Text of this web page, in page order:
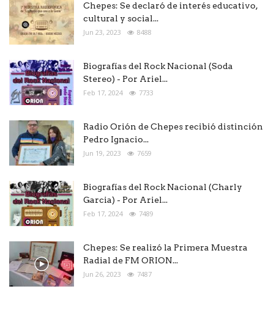
Chepes: Se declaró de interés educativo,
cultural y social...
Jun 23, 2023 8488
Biografías del Rock Nacional (Soda
Stereo) - Por Ariel...
Feb 17, 2024 7733
Radio Orión de Chepes recibió distinción
Pedro Ignacio...
Jun 19, 2023 7659
Biografías del Rock Nacional (Charly
Garcia) - Por Ariel...
Feb 17, 2024 7489
Chepes: Se realizó la Primera Muestra
Radial de FM ORION...
Jun 26, 2023 7487